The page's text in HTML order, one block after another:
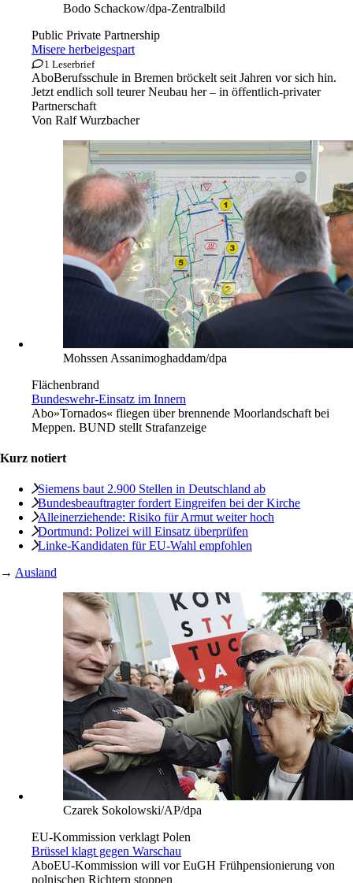
Bodo Schackow/dpa-Zentralbild
Public Private Partnership
Misere herbeigespart
1 Leserbrief
AboBerufsschule in Bremen bröckelt seit Jahren vor sich hin.
Jetzt endlich soll teurer Neubau her – in öffentlich-privater
Partnerschaft
Von Ralf Wurzbacher
Mohssen Assanimoghaddam/dpa
Flächenbrand
Bundeswehr-Einsatz im Innern
Abo»Tornados« fliegen über brennende Moorlandschaft bei
Meppen. BUND stellt Strafanzeige
Kurz notiert
Siemens baut 2.900 Stellen in Deutschland ab
Bundesbeauftragter fordert Eingreifen bei der Kirche
Alleinerziehende: Risiko für Armut weiter hoch
Dortmund: Polizei will Einsatz überprüfen
Linke-Kandidaten für EU-Wahl empfohlen
→ Ausland
Czarek Sokolowski/AP/dpa
EU-Kommission verklagt Polen
Brüssel klagt gegen Warschau
AboEU-Kommission will vor EuGH Frühpensionierung von
polnischen Richtern stoppen